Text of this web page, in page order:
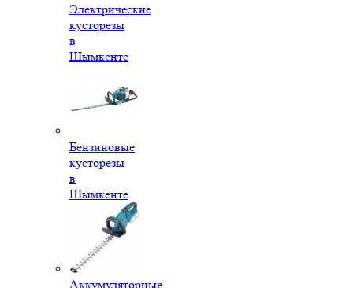
Электрические
кусторезы
в
Шымкенте
Бензиновые
кусторезы
в
Шымкенте
Аккумуляторные